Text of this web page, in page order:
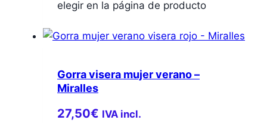
elegir en la página de producto
Gorra visera mujer verano –
Miralles
27,50€ IVA incl.